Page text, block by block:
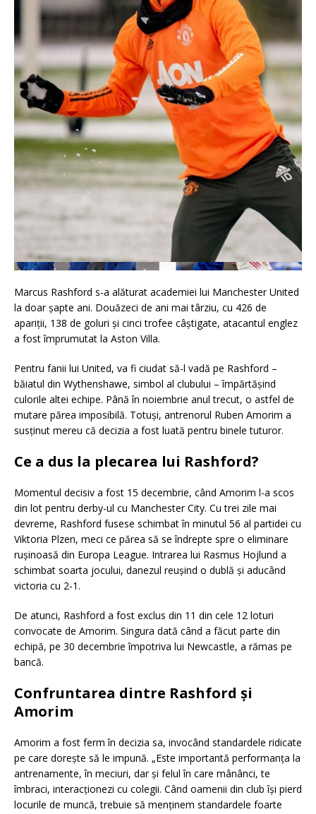
Marcus Rashford s-a alăturat academiei lui Manchester United
la doar șapte ani. Douăzeci de ani mai târziu, cu 426 de
apariții, 138 de goluri și cinci trofee câștigate, atacantul englez
a fost împrumutat la Aston Villa.
Pentru fanii lui United, va fi ciudat să-l vadă pe Rashford –
băiatul din Wythenshawe, simbol al clubului – împărtășind
culorile altei echipe. Până în noiembrie anul trecut, o astfel de
mutare părea imposibilă. Totuși, antrenorul Ruben Amorim a
susținut mereu că decizia a fost luată pentru binele tuturor.
Ce a dus la plecarea lui Rashford?
Momentul decisiv a fost 15 decembrie, când Amorim l-a scos
din lot pentru derby-ul cu Manchester City. Cu trei zile mai
devreme, Rashford fusese schimbat în minutul 56 al partidei cu
Viktoria Plzen, meci ce părea să se îndrepte spre o eliminare
rușinoasă din Europa League. Intrarea lui Rasmus Hojlund a
schimbat soarta jocului, danezul reușind o dublă și aducând
victoria cu 2-1.
De atunci, Rashford a fost exclus din 11 din cele 12 loturi
convocate de Amorim. Singura dată când a făcut parte din
echipă, pe 30 decembrie împotriva lui Newcastle, a rămas pe
bancă.
Confruntarea dintre Rashford și
Amorim
Amorim a fost ferm în decizia sa, invocând standardele ridicate
pe care dorește să le impună. „Este importantă performanța la
antrenamente, în meciuri, dar și felul în care mânânci, te
îmbraci, interacționezi cu colegii. Când oamenii din club își pierd
locurile de muncă, trebuie să menținem standardele foarte